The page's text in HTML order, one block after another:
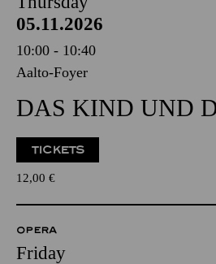
05.11.2026
10:00 - 10:40
Aalto-Foyer
DAS KIND UND
TICKETS
12,00 €
OPERA
Friday